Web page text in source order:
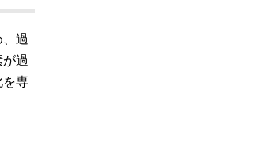
過
過
を専